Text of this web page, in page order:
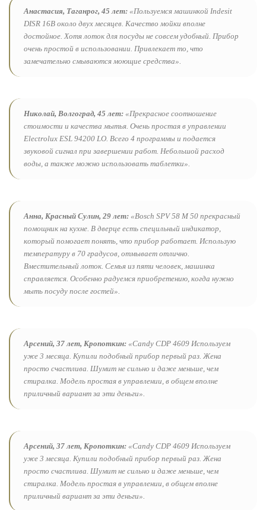
Анастасия, Таганрог, 45 лет: «Пользуемся машинкой Indesit
DISR 16B около двух месяцев. Качество мойки вполне
достойное. Хотя лоток для посуды не совсем удобный. Прибор
очень простой в использовании. Привлекает то, что
замечательно смываются моющие средства».
Николай, Волгоград, 45 лет: «Прекрасное соотношение
стоимости и качества мытья. Очень простая в управлении
Electrolux ESL 94200 LO. Всего 4 программы и подается
звуковой сигнал при завершении работ. Небольшой расход
воды, а также можно использовать таблетки».
Анна, Красный Сулин, 29 лет: «Bosch SPV 58 M 50 прекрасный
помощник на кухне. В дверце есть специльный индикатор,
который помогает понять, что прибор работает. Использую
температуру в 70 градусов, отмывает отлично.
Вместительный лоток. Семья из пяти человек, машинка
справляется. Особенно радуемся приобретению, когда нужно
мыть посуду после гостей».
Арсений, 37 лет, Кропоткин: «Candy CDP 4609 Используем
уже 3 месяца. Купили подобный прибор первый раз. Жена
просто счастлива. Шумит не сильно и даже меньше, чем
стиралка. Модель простая в управлении, в общем вполне
приличный вариант за эти деньги».
Арсений, 37 лет, Кропоткин: «Candy CDP 4609 Используем
уже 3 месяца. Купили подобный прибор первый раз. Жена
просто счастлива. Шумит не сильно и даже меньше, чем
стиралка. Модель простая в управлении, в общем вполне
приличный вариант за эти деньги».